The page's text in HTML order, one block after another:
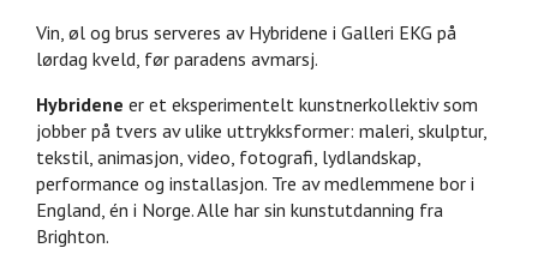
Vin, øl og brus serveres av Hybridene i Galleri EKG på
lørdag kveld, før paradens avmarsj.
Hybridene er et eksperimentelt kunstnerkollektiv som
jobber på tvers av ulike uttrykksformer: maleri, skulptur,
tekstil, animasjon, video, fotografi, lydlandskap,
performance og installasjon. Tre av medlemmene bor i
England, én i Norge. Alle har sin kunstutdanning fra
Brighton.